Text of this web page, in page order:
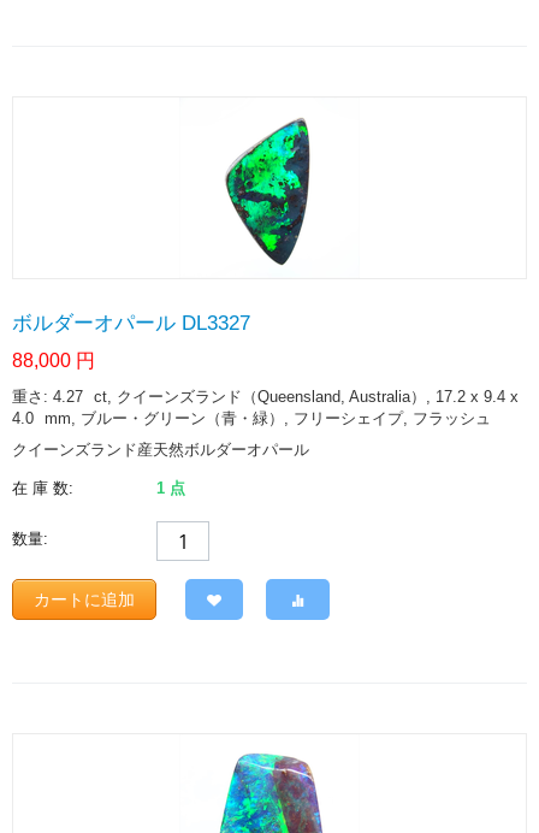
ボルダーオパール DL3327
88,000 円
重さ: 4.27 ct, クイーンズランド（Queensland, Australia）, 17.2 x 9.4 x
4.0 mm, ブルー・グリーン（青・緑）, フリーシェイプ, フラッシュ
クイーンズランド産天然ボルダーオパール
在 庫 数: 1 点
数量:
カートに追加